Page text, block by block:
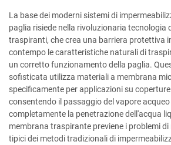
La base dei moderni sistemi di
paglia risiede nella rivoluzionaria tecnologia
traspiranti, che crea una barriera protettiva
contempo le caratteristiche naturali di
un corretto funzionamento della paglia.
sofisticata utilizza materiali a membrana
specificamente per applicazioni su
consentendo il passaggio del vapore
completamente la penetrazione dell'acqua
membrana traspirante previene i problemi
tipici dei metodi tradizionali di